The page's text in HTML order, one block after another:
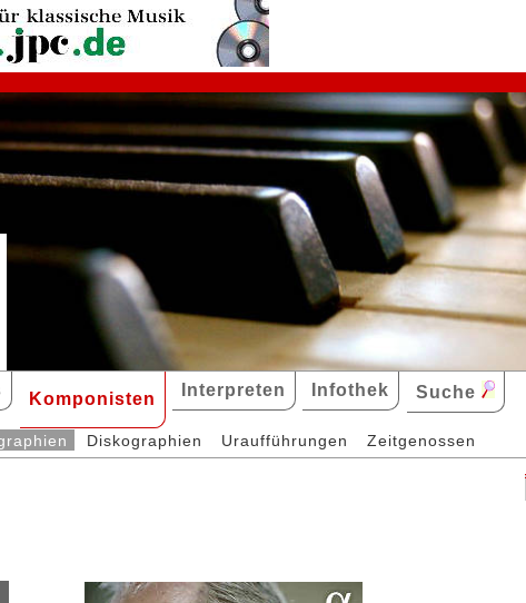
Komponisten Interpreten Infothek Suche
Diskographien Uraufführungen Zeitgenossen